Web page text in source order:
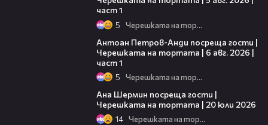
част 1
5 Черешката на тортата
Антоан Петров-Анди посреща гости |
Черешката на тортата | 6 авг. 2026 |
част 1
5 Черешката на тортата
Ана Шермин посреща гости |
Черешката на тортата | 20 юли 2026
14 Черешката на тортата